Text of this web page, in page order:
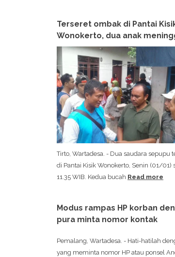
Terseret ombak di Pantai
Wonokerto, dua anak
Tirto, Wartadesa. - Dua saudara sepupu
di Pantai Kisik Wonokerto, Senin (01/01)
11.35 WIB. Kedua bucah Read more
Modus rampas HP korban
pura minta nomor kontak
Pemalang, Wartadesa. - Hati-hatilah
yang meminta nomor HP atau ponsel